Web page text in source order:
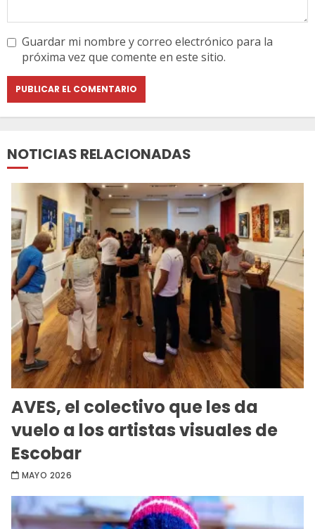
Guardar mi nombre y correo electrónico para la
próxima vez que comente en este sitio.
NOTICIAS RELACIONADAS
AVES, el colectivo que les da
vuelo a los artistas visuales de
Escobar
MAYO 2026